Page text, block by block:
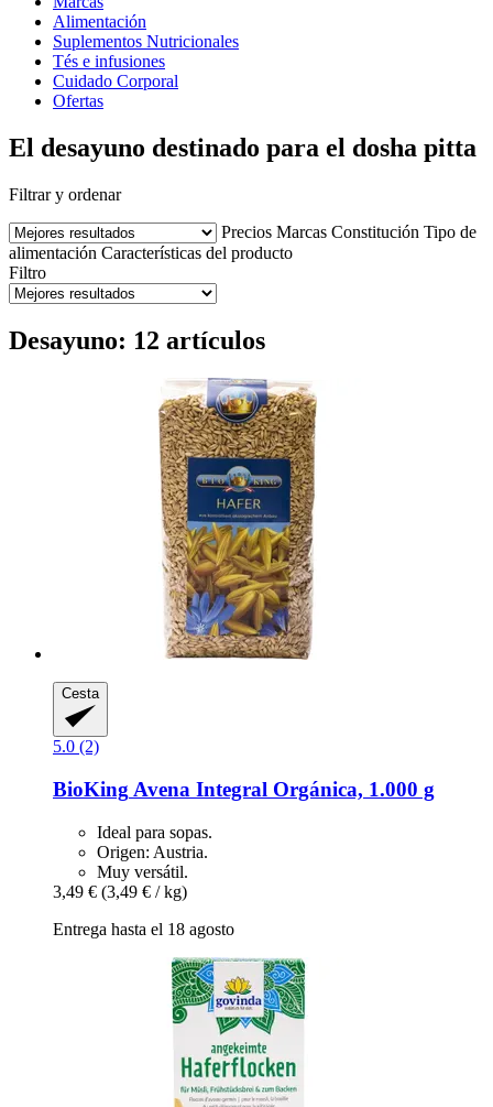
Alimentación
Suplementos Nutricionales
Tés e infusiones
Cuidado Corporal
Ofertas
El desayuno destinado para el dosha pitta
Filtrar y ordenar
Precios Marcas Constitución Tipo de
alimentación Características del producto
Filtro
Desayuno: 12 artículos
Cesta
5.0 (2)
BioKing Avena Integral Orgánica, 1.000 g
Ideal para sopas.
Origen: Austria.
Muy versátil.
3,49 € (3,49 € / kg)
Entrega hasta el 18 agosto